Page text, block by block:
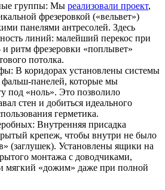
группы: Мы реализовали проект,
фрезеровкой («вельвет»)
панелями антресолей. Здесь
линий: малейший перекос при
ритм фрезеровки «поплывет»
потолка.
В коридорах установлены системы
фальш-панелей, которые мы
под «ноль». Это позволило
стен и добиться идеального
герметика.
Внутренняя присадка
крепеж, чтобы внутри не было
(заглушек). Установлены ящики на
монтажа с доводчиками,
мягкий «дожим» даже при полной